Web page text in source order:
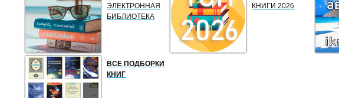
ЭЛЕКТРОННАЯ
БИБЛИОТЕКА
КНИГИ 2026
ВСЕ ПОДБОРКИ
КНИГ